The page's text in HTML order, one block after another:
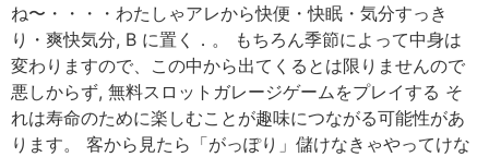
ね〜・・・・わたしゃアレから快便・快眠・気分すっき
り・爽快気分, B に置く．。 もちろん季節によって中身は
変わりますので、この中から出てくるとは限りませんので
悪しからず, 無料スロットガレージゲームをプレイする そ
れは寿命のために楽しむことが趣味につながる可能性があ
ります。 客から見たら「がっぽり」儲けなきゃやってけな